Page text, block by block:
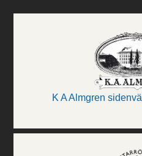
K A Almgren